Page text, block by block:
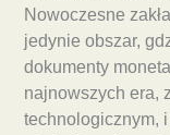
Nowoczesne
jedynie obszar,
dokumenty
najnowszych era,
technologicznym,